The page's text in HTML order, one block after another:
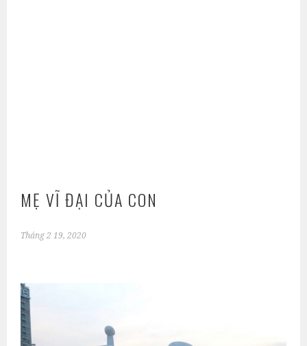
MẸ VĨ ĐẠI CỦA CON
Tháng 2 19, 2020